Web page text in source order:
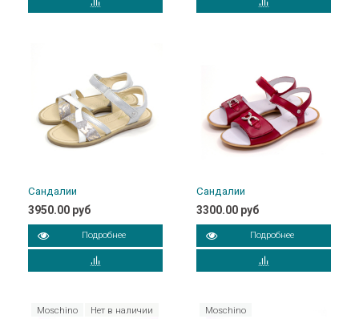
Сандалии
3950.00 руб
Подробнее
Сандалии
3300.00 руб
Подробнее
Moschino Нет в наличии Moschino